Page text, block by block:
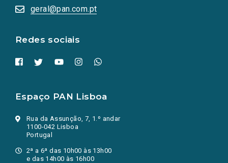
geral@pan.com.pt
Redes sociais
numa
nova
Espaço PAN Lisboa
Rua da Assunção, 7, 1.º andar
1100-042 Lisboa
Portugal
2ª a 6ª das 10h00 às 13h00
e das 14h00 às 16h00